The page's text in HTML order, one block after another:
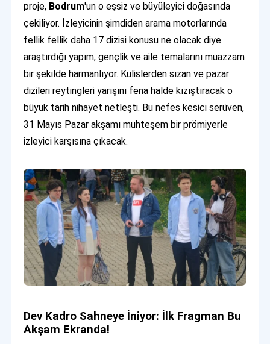
proje, Bodrum'un o eşsiz ve büyüleyici doğasında
çekiliyor. İzleyicinin şimdiden arama motorlarında
fellik fellik daha 17 dizisi konusu ne olacak diye
araştırdığı yapım, gençlik ve aile temalarını muazzam
bir şekilde harmanlıyor. Kulislerden sızan ve pazar
dizileri reytingleri yarışını fena halde kızıştıracak o
büyük tarih nihayet netleşti. Bu nefes kesici serüven,
31 Mayıs Pazar akşamı muhteşem bir prömiyerle
izleyici karşısına çıkacak.
Dev Kadro Sahneye İniyor: İlk Fragman Bu
Akşam Ekranda!